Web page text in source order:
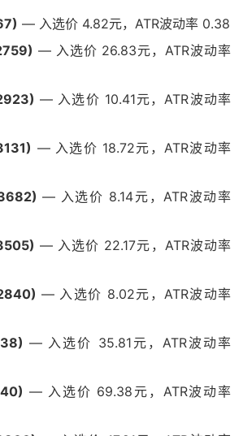
— 入选价 4.82元，ATR波动率 0.38
— 入选价 26.83元，ATR波动率
— 入选价 10.41元，ATR波动率
— 入选价 18.72元，ATR波动率
— 入选价 8.14元，ATR波动率
— 入选价 22.17元，ATR波动率
— 入选价 8.02元，ATR波动率
— 入选价 35.81元，ATR波动率
— 入选价 69.38元，ATR波动率